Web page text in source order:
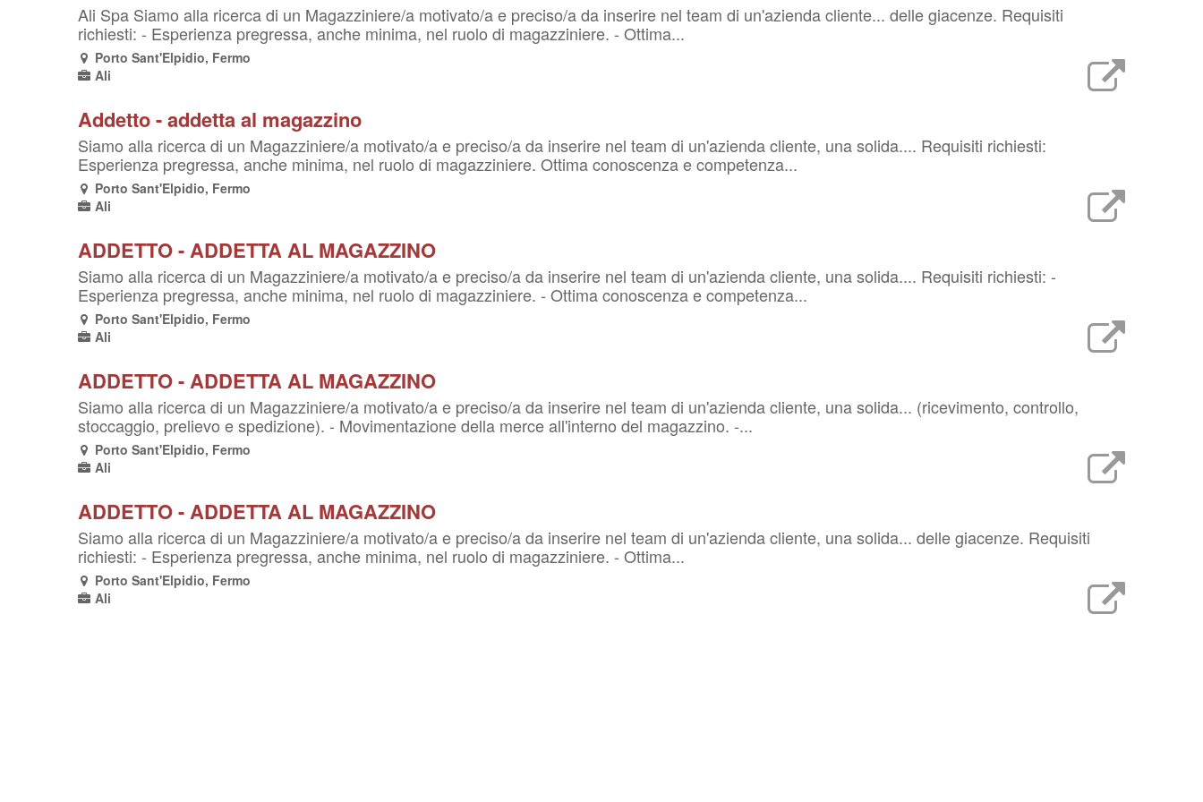
Ali Spa Siamo alla ricerca di un Magazziniere/a motivato/a e preciso/a da inserire nel team di un'azienda cliente... delle giacenze. Requisiti
richiesti: - Esperienza pregressa, anche minima, nel ruolo di magazziniere. - Ottima...
Porto Sant'Elpidio, Fermo
Ali
Addetto - addetta al magazzino
Siamo alla ricerca di un Magazziniere/a motivato/a e preciso/a da inserire nel team di un'azienda cliente, una solida.... Requisiti richiesti:
Esperienza pregressa, anche minima, nel ruolo di magazziniere. Ottima conoscenza e competenza...
Porto Sant'Elpidio, Fermo
Ali
ADDETTO - ADDETTA AL MAGAZZINO
Siamo alla ricerca di un Magazziniere/a motivato/a e preciso/a da inserire nel team di un'azienda cliente, una solida.... Requisiti richiesti: -
Esperienza pregressa, anche minima, nel ruolo di magazziniere. - Ottima conoscenza e competenza...
Porto Sant'Elpidio, Fermo
Ali
ADDETTO - ADDETTA AL MAGAZZINO
Siamo alla ricerca di un Magazziniere/a motivato/a e preciso/a da inserire nel team di un'azienda cliente, una solida... (ricevimento, controllo,
stoccaggio, prelievo e spedizione). - Movimentazione della merce all'interno del magazzino. -...
Porto Sant'Elpidio, Fermo
Ali
ADDETTO - ADDETTA AL MAGAZZINO
Siamo alla ricerca di un Magazziniere/a motivato/a e preciso/a da inserire nel team di un'azienda cliente, una solida... delle giacenze. Requisiti
richiesti: - Esperienza pregressa, anche minima, nel ruolo di magazziniere. - Ottima...
Porto Sant'Elpidio, Fermo
Ali